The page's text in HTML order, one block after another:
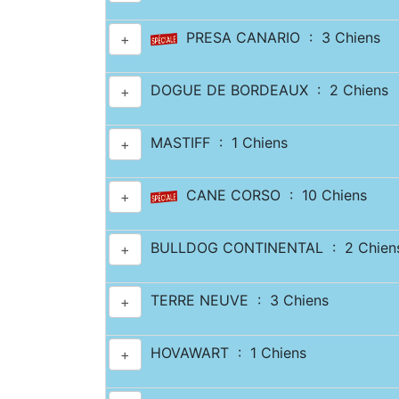
+ PRESA CANARIO : 3 Chiens
+ DOGUE DE BORDEAUX : 2 Chiens
+ MASTIFF : 1 Chiens
+ CANE CORSO : 10 Chiens
+ BULLDOG CONTINENTAL : 2
+ TERRE NEUVE : 3 Chiens
+ HOVAWART : 1 Chiens